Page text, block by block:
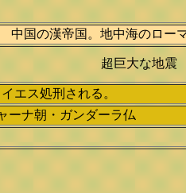
中国の漢帝国。地中海のロー
超巨大な地震
イエス処刑される。
ナ朝・ガンダーラ仏